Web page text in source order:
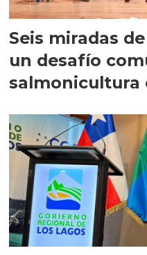
Seis miradas
un desafío
salmonicultura